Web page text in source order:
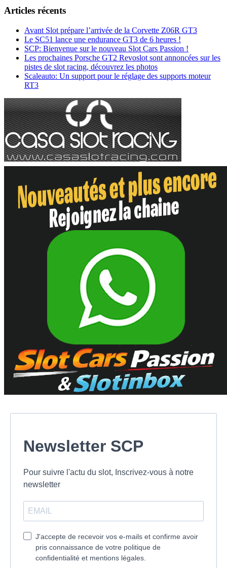
Articles récents
Avant Slot prépare l’arrivée de la Corvette Z06R GT3
Le SC51 lance une endurance GT3 de 6 heures !
SCP: Bienvenue sur le nouveau Slot Cars Passion !
Les prochaines Porsche GT2 Revoslot sont annoncées sur les
pistes de slot racing, découvrez les photos
Scaleauto: Un support pour le réglage des supports moteur
RT3
Newsletter SCP
Pour suivre l'actu du slot, Inscrivez-vous à notre
newsletter
J'accepte de recevoir vos e-mails et confirme avoir
pris connaissance de votre politique de
confidentialité et mentions légales.